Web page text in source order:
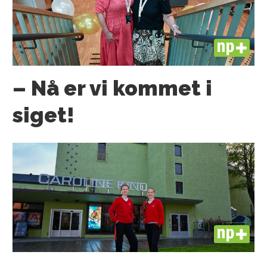
PLUS
– Nå er vi kommet i
siget!
PLUS